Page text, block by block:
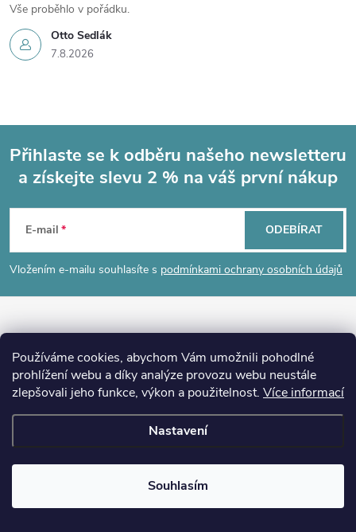
Používáme cookies, abychom Vám umožnili pohodlné
prohlížení webu a díky analýze provozu webu neustále
zlepšovali jeho funkce, výkon a použitelnost. Více informací
Nastavení
Souhlasím
Otto Sedlák
7.8.2026
Vše proběhlo v pořádku.
p
a
t
Přihlaste se k odběru našeho newsletteru
a získejte slevu 2 % na váš první nákup
E-mail
Vložením e-mailu souhlasíte s podmínkami ochrany osobních údajů
ODEBÍRAT
info@
destovenadrze.cz
771 188 855